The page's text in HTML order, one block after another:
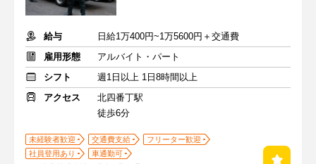
給与
日給1万400円~1万5600円＋交通費
雇用形態
アルバイト・パート
シフト
週1日以上 1日8時間以上
アクセス
北四番丁駅
徒歩6分
未経験者歓迎 交通費支給
フリーター歓迎
社員登用あり
車通勤可